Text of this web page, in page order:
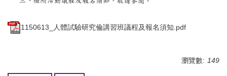
1150613_人體試驗研究倫講習班議程及報名須知.pdf
瀏覽數: 149